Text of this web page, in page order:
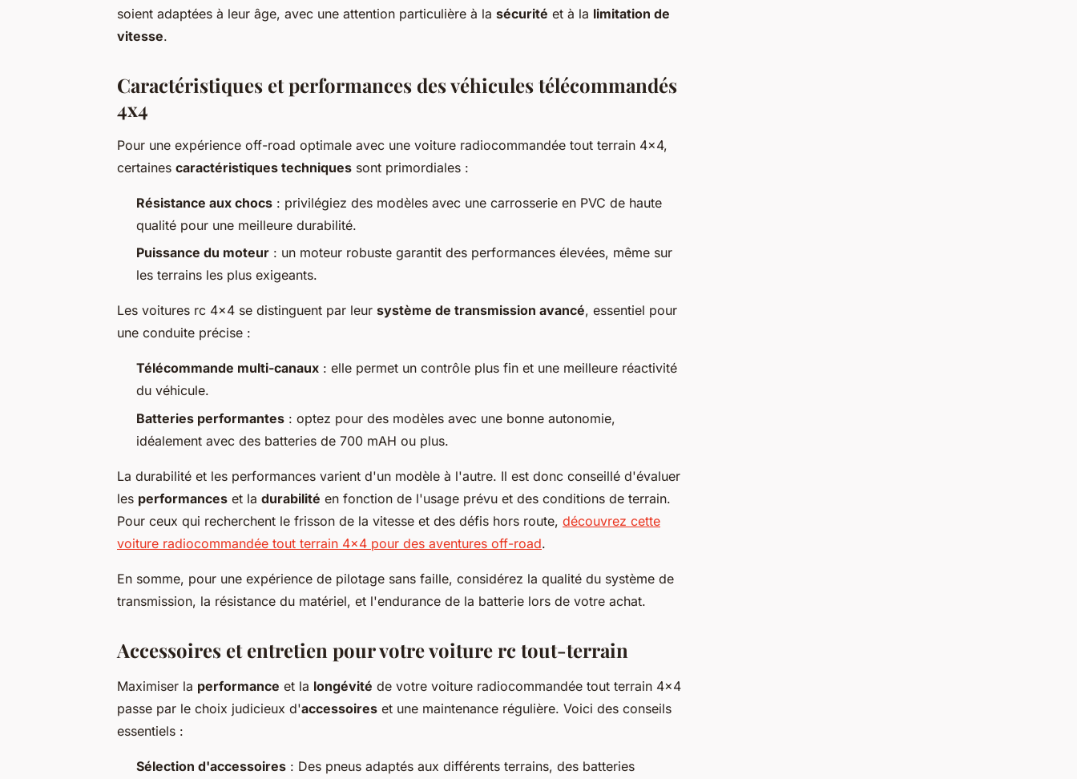
soient adaptées à leur âge, avec une attention particulière à la sécurité et à la limitation de
vitesse.
Caractéristiques et performances des véhicules télécommandés
4x4
Pour une expérience off-road optimale avec une voiture radiocommandée tout terrain 4x4,
certaines caractéristiques techniques sont primordiales :
Résistance aux chocs : privilégiez des modèles avec une carrosserie en PVC de haute
qualité pour une meilleure durabilité.
Puissance du moteur : un moteur robuste garantit des performances élevées, même sur
les terrains les plus exigeants.
Les voitures rc 4x4 se distinguent par leur système de transmission avancé, essentiel pour
une conduite précise :
Télécommande multi-canaux : elle permet un contrôle plus fin et une meilleure réactivité
du véhicule.
Batteries performantes : optez pour des modèles avec une bonne autonomie,
idéalement avec des batteries de 700 mAH ou plus.
La durabilité et les performances varient d'un modèle à l'autre. Il est donc conseillé d'évaluer
les performances et la durabilité en fonction de l'usage prévu et des conditions de terrain.
Pour ceux qui recherchent le frisson de la vitesse et des défis hors route, découvrez cette
voiture radiocommandée tout terrain 4×4 pour des aventures off-road.
En somme, pour une expérience de pilotage sans faille, considérez la qualité du système de
transmission, la résistance du matériel, et l'endurance de la batterie lors de votre achat.
Accessoires et entretien pour votre voiture rc tout-terrain
Maximiser la performance et la longévité de votre voiture radiocommandée tout terrain 4x4
passe par le choix judicieux d'accessoires et une maintenance régulière. Voici des conseils
essentiels :
Sélection d'accessoires : Des pneus adaptés aux différents terrains, des batteries